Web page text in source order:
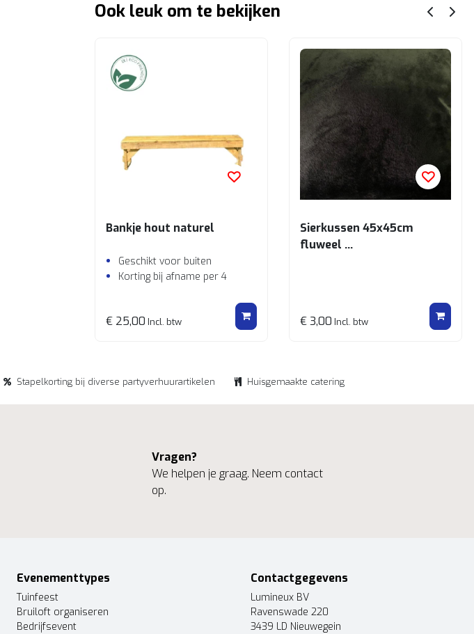
Ook leuk om te bekijken
Bankje hout naturel
Geschikt voor buiten
Korting bij afname per 4
€ 25,00 Incl. btw
Sierkussen 45x45cm
fluweel
€ 3,00 Incl. btw
Stapelkorting bij diverse partyverhuurartikelen Huisgemaakte catering
Vragen?
We helpen je graag. Neem contact
op.
Evenementtypes
Tuinfeest
Bruiloft organiseren
Bedrijfsevent
Contactgegevens
Lumineux BV
Ravenswade 220
3439 LD Nieuwegein